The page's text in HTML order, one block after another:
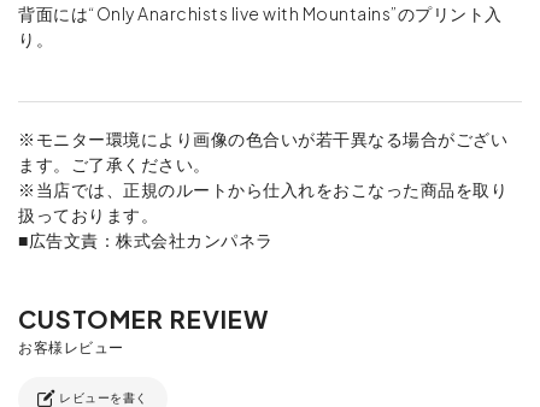
背面には“Only Anarchists live with Mountains”のプリント入
り。
※モニター環境により画像の色合いが若干異なる場合がござい
ます。ご了承ください。
※当店では、正規のルートから仕入れをおこなった商品を取り
扱っております。
■広告文責：株式会社カンパネラ
レビューを書く